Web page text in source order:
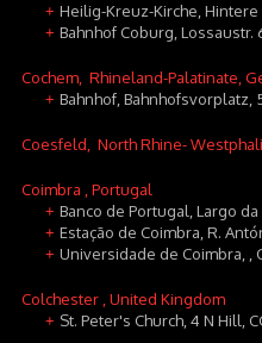
+ Heilig-Kreuz-Kirche, Hintere
+ Bahnhof Coburg, Lossaustr.
Cochem , Rhineland-Palatinate,
+ Bahnhof, Bahnhofsvorplatz,
Coesfeld , North Rhine-
Coimbra , Portugal
+ Banco de Portugal, Largo
+ Estação de Coimbra, R.
+ Universidade de Coimbra, ,
Colchester , United Kingdom
+ St. Peter's Church, 4 N Hill,